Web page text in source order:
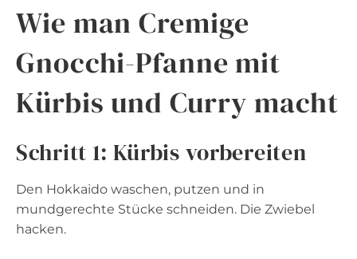
Wie man Cremige
Gnocchi-Pfanne mit
Kürbis und Curry macht
Schritt 1: Kürbis vorbereiten
Den Hokkaido waschen, putzen und in
mundgerechte Stücke schneiden. Die Zwiebel
hacken.